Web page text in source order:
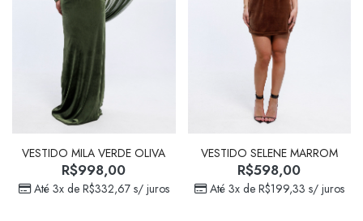
VESTIDO MILA VERDE OLIVA
R$998,00
Até 3x de R$332,67 s/ juros
VESTIDO SELENE MARROM
R$598,00
Até 3x de R$199,33 s/ juros